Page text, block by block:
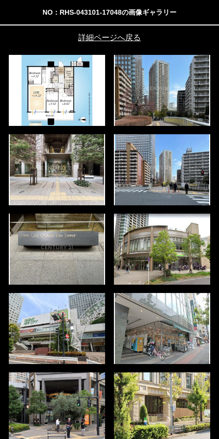
NO：RHS-043101-17048の画像ギャラリー
詳細ページへ戻る